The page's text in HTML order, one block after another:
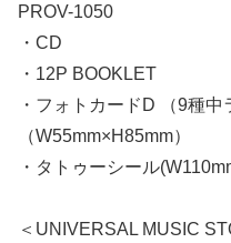
PROV-1050
・CD
・12P BOOKLET
・フォトカードD （9種中
（W55mm×H85mm）
・タトゥーシール
＜UNIVERSAL MUSIC